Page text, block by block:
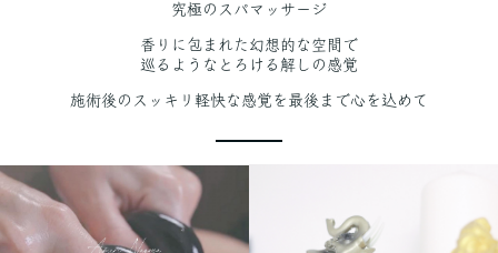
究極のスパマッサージ
香りに包まれた幻想的な空間で
巡るようなとろける解しの感覚
施術後のスッキリ軽快な感覚を最後まで心を込めて